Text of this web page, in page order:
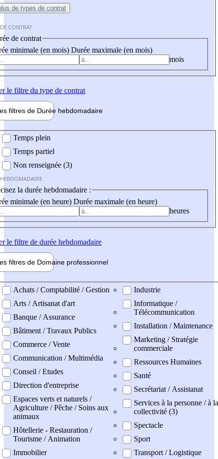
de types de contrat
CONTRAT
de contrat
minimale (en mois) Durée maximale (en mois)
mois
le filtre du type de contrat
filtres de Durée hebdomadaire
Temps plein
Temps partiel
Non renseignée (3)
la durée hebdomadaire :
minimale (en heure) Durée maximale (en heure)
heures
le filtre de durée hebdomadaire
filtres de Domaine professionnel
professionel
Achats / Comptabilité / Gestion
Arts / Artisanat d'art
Banque / Assurance
Bâtiment / Travaux Publics
Commerce / Vente
Communication / Multimédia
Conseil / Etudes
Direction d'entreprise
Espaces verts et naturels /
Agriculture / Pêche / Soins aux
animaux
Hôtellerie - Restauration /
Tourisme / Animation
Immobilier
Industrie
Informatique /
Télécommunication
Installation / Maintenance
Marketing / Stratégie
commerciale
Ressources Humaines
Santé
Secrétariat / Assistanat
Services à la personne / à la
collectivité (3)
Spectacle
Sport
Transport / Logistique